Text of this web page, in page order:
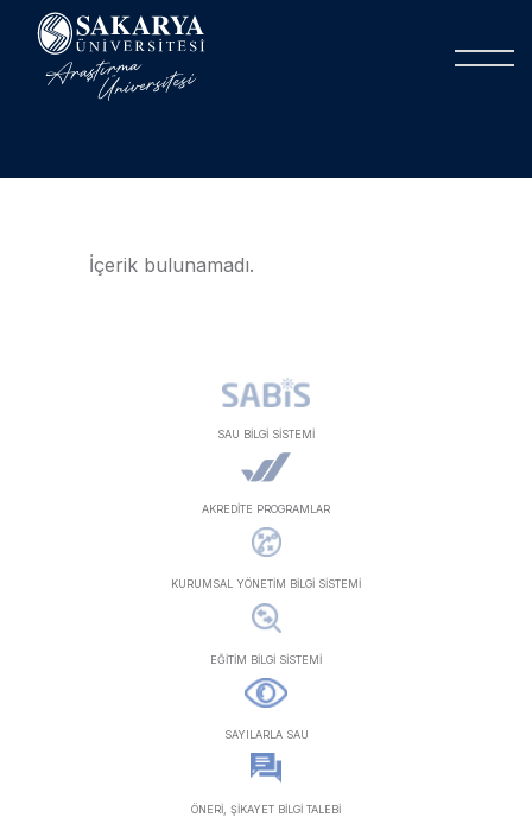
İçerik bulunamadı.
SAU BİLGİ SİSTEMİ
AKREDİTE PROGRAMLAR
KURUMSAL YÖNETİM BİLGİ SİSTEMİ
EĞİTİM BİLGİ SİSTEMİ
SAYILARLA SAU
ÖNERİ, ŞİKAYET BİLGİ TALEBİ